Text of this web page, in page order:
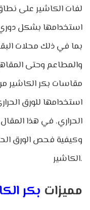
لفات الكاشير على
استخدامها بشكل
بما في ذلك محلات
والمطاعم وحتى
مقاسات بكر الكاشير
استخدامها للورق
الحراري. في هذا
وكيفية فحص الورق
الكاشير.
مميزات بكر